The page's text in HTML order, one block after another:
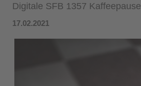
Digitale SFB 1357 Kaffeepause
17.02.2021